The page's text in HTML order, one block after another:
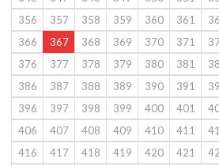
356
357 358 359 360 361
366
367 368 369 370 371
376
377 378 379 380 381
386
387 388 389 390 391
396
397 398 399 400 401
406
407 408 409 410 411
416
417 418 419 420 421